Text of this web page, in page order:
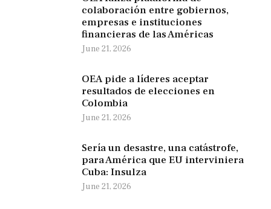
colaboración entre gobiernos,
empresas e instituciones
financieras de las Américas
June 21, 2026
OEA pide a líderes aceptar
resultados de elecciones en
Colombia
June 21, 2026
Sería un desastre, una catástrofe,
para América que EU interviniera
Cuba: Insulza
June 21, 2026